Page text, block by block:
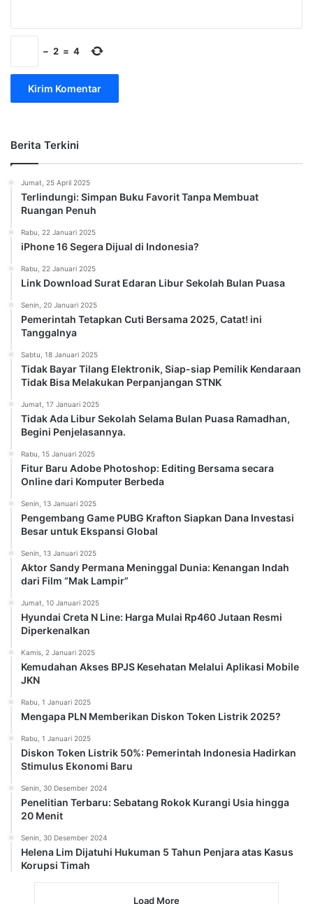
− 2 = 4
Berita Terkini
Jumat, 25 April 2025
Terlindungi: Simpan Buku Favorit Tanpa Membuat
Ruangan Penuh
Rabu, 22 Januari 2025
iPhone 16 Segera Dijual di Indonesia?
Rabu, 22 Januari 2025
Link Download Surat Edaran Libur Sekolah Bulan Puasa
Senin, 20 Januari 2025
Pemerintah Tetapkan Cuti Bersama 2025, Catat! ini
Tanggalnya
Sabtu, 18 Januari 2025
Tidak Bayar Tilang Elektronik, Siap-siap Pemilik Kendaraan
Tidak Bisa Melakukan Perpanjangan STNK
Jumat, 17 Januari 2025
Tidak Ada Libur Sekolah Selama Bulan Puasa Ramadhan,
Begini Penjelasannya.
Rabu, 15 Januari 2025
Fitur Baru Adobe Photoshop: Editing Bersama secara
Online dari Komputer Berbeda
Senin, 13 Januari 2025
Pengembang Game PUBG Krafton Siapkan Dana Investasi
Besar untuk Ekspansi Global
Senin, 13 Januari 2025
Aktor Sandy Permana Meninggal Dunia: Kenangan Indah
dari Film “Mak Lampir”
Jumat, 10 Januari 2025
Hyundai Creta N Line: Harga Mulai Rp460 Jutaan Resmi
Diperkenalkan
Kamis, 2 Januari 2025
Kemudahan Akses BPJS Kesehatan Melalui Aplikasi Mobile
JKN
Rabu, 1 Januari 2025
Mengapa PLN Memberikan Diskon Token Listrik 2025?
Rabu, 1 Januari 2025
Diskon Token Listrik 50%: Pemerintah Indonesia Hadirkan
Stimulus Ekonomi Baru
Senin, 30 Desember 2024
Penelitian Terbaru: Sebatang Rokok Kurangi Usia hingga
20 Menit
Senin, 30 Desember 2024
Helena Lim Dijatuhi Hukuman 5 Tahun Penjara atas Kasus
Korupsi Timah
Load More